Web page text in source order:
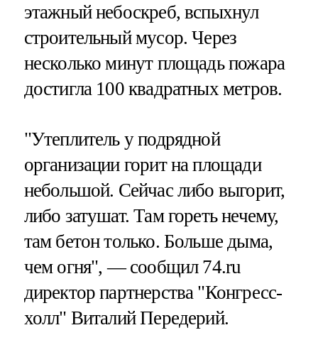
этажный небоскреб, вспыхнул
строительный мусор. Через
несколько минут площадь пожара
достигла 100 квадратных метров.
"Утеплитель у подрядной
организации горит на площади
небольшой. Сейчас либо выгорит,
либо затушат. Там гореть нечему,
там бетон только. Больше дыма,
чем огня", — сообщил 74.ru
директор партнерства "Конгресс-
холл" Виталий Передерий.